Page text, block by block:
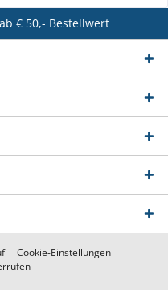
€ 50,- Bestellwert
Cookie-Einstellungen